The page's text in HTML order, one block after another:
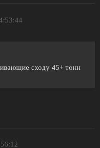
сходу 45+ тонн